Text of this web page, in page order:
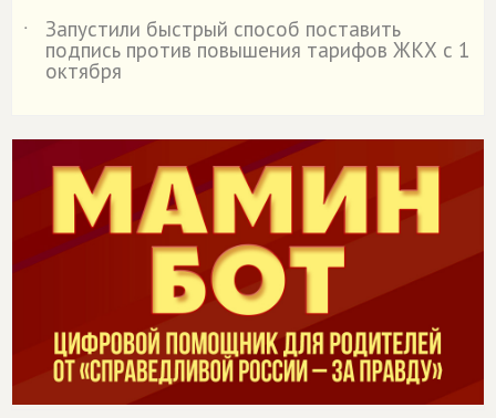
˙
Запустили быстрый способ поставить
подпись против повышения тарифов ЖКХ с 1
октября